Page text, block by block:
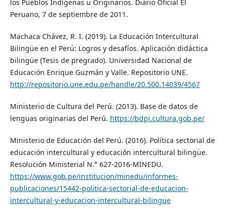
los Pueblos Indígenas u Originarios. Diario Oficial El
Peruano, 7 de septiembre de 2011.
Machaca Chávez, R. I. (2019). La Educación Intercultural
Bilingüe en el Perú: Logros y desafíos. Aplicación didáctica
bilingüe (Tesis de pregrado). Universidad Nacional de
Educación Enrique Guzmán y Valle. Repositorio UNE.
http://repositorio.une.edu.pe/handle/20.500.14039/4567
Ministerio de Cultura del Perú. (2013). Base de datos de
lenguas originarias del Perú. https://bdpi.cultura.gob.pe/
Ministerio de Educación del Perú. (2016). Política sectorial de
educación intercultural y educación intercultural bilingüe.
Resolución Ministerial N.° 627-2016-MINEDU.
https://www.gob.pe/institucion/minedu/informes-
publicaciones/15442-politica-sectorial-de-educacion-
intercultural-y-educacion-intercultural-bilingue